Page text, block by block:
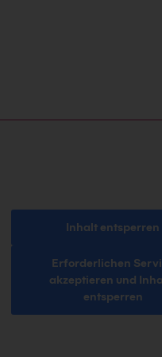
Inhalt entsperren
Erforderlichen
akzeptieren und
entsperren